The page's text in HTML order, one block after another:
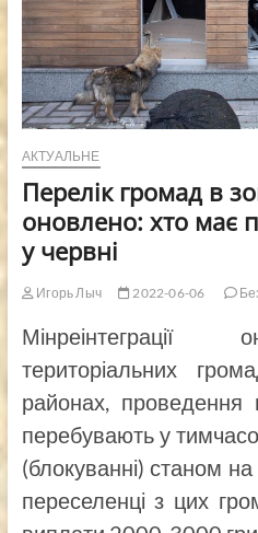
АКТУАЛЬНЕ
Перелік громад в
оновлено: хто має
у червні
Игорь Лыч 2022-06-06
Мінреінтеграції
територіальних
районах, проведення
перебувають у
(блокуванні) станом
переселенці з цих